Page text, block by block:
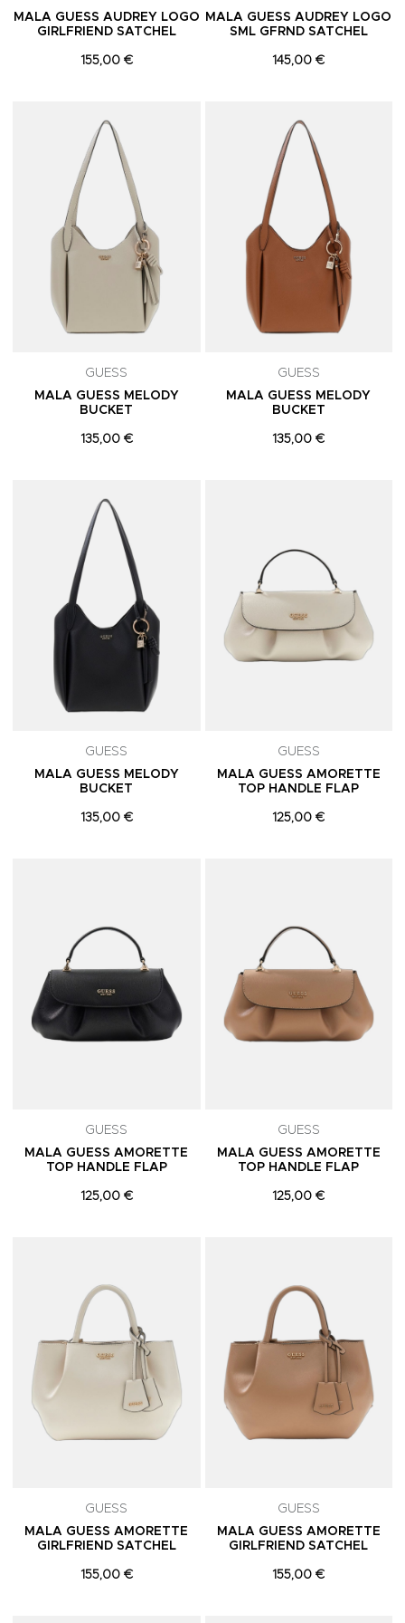
MALA GUESS AUDREY LOGO
GIRLFRIEND SATCHEL
155,00 €
MALA GUESS AUDREY LOGO
SML GFRND SATCHEL
145,00 €
GUESS
MALA GUESS MELODY
BUCKET
135,00 €
GUESS
MALA GUESS MELODY
BUCKET
135,00 €
GUESS
MALA GUESS MELODY
BUCKET
135,00 €
GUESS
MALA GUESS AMORETTE
TOP HANDLE FLAP
125,00 €
GUESS
MALA GUESS AMORETTE
TOP HANDLE FLAP
125,00 €
GUESS
MALA GUESS AMORETTE
TOP HANDLE FLAP
125,00 €
GUESS
MALA GUESS AMORETTE
GIRLFRIEND SATCHEL
155,00 €
GUESS
MALA GUESS AMORETTE
GIRLFRIEND SATCHEL
155,00 €